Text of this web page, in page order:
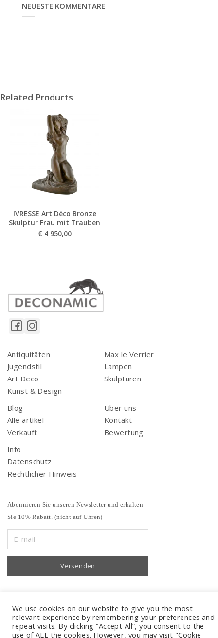
NEUESTE KOMMENTARE
Related Products
IVRESSE Art Déco Bronze
Skulptur Frau mit Trauben
€ 4 950,00
Antiquitäten
Jugendstil
Art Deco
Kunst & Design
Max le Verrier
Lampen
Skulpturen
Blog
Alle artikel
Verkauft
Uber uns
Kontakt
Bewertung
Info
Datenschutz
Rechtlicher Hinweis
Abonnieren Sie unseren Newsletter und erhalten
Sie 10% Rabatt. (nicht auf Uhren)
We use cookies on our website to give you the most
relevant experience by remembering your preferences and
repeat visits. By clicking “Accept All”, you consent to the
use of ALL the cookies. However, you may visit "Cookie